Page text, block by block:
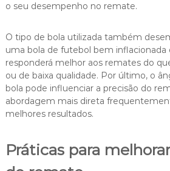
o seu desempenho no remate.
O tipo de bola utilizada também
uma bola de futebol bem inflacionada
responderá melhor aos remates do
ou de baixa qualidade. Por último, o
bola pode influenciar a precisão do
abordagem mais direta
melhores resultados.
Práticas para